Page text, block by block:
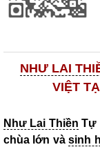
NHƯ LAI
VIỆT
Như Lai Thiền Tự
chùa lớn vàsinh